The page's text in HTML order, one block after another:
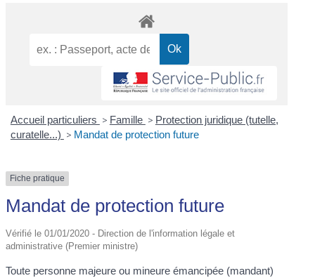
Accueil particuliers > Famille > Protection juridique (tutelle,
curatelle...) > Mandat de protection future
Fiche pratique
Mandat de protection future
Vérifié le 01/01/2020 - Direction de l'information légale et
administrative (Premier ministre)
Toute personne majeure ou mineure émancipée (mandant)